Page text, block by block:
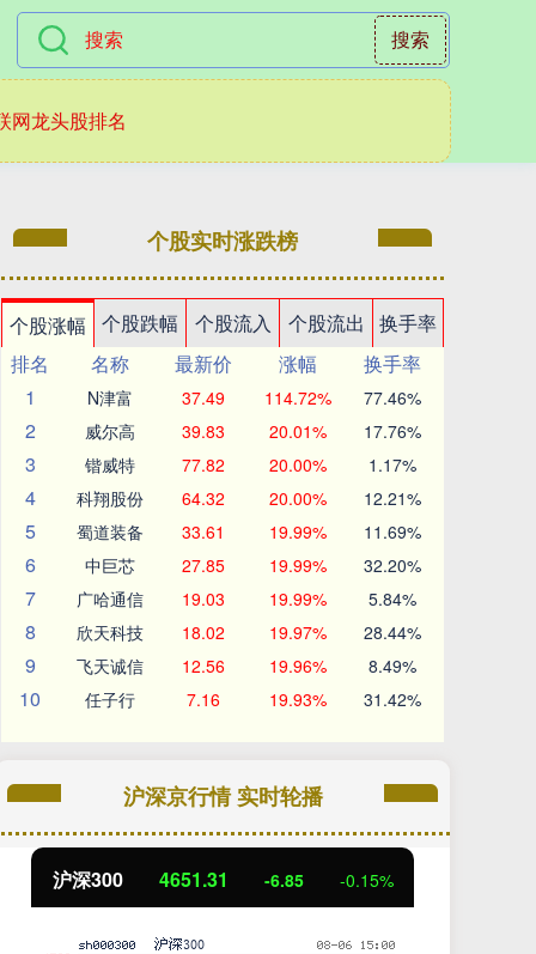
搜索
网龙头股排名
个股实时涨跌榜
个股涨幅 个股跌幅 个股流入 个股流出
换手率
排名
名称 最新价 涨幅
换手率
1
N津富 37.49 114.72% 77.46%
2 威尔高 39.83 20.01% 17.76%
3 锴威特 77.82 20.00% 1.17%
4 科翔股份 64.32 20.00% 12.21%
5 蜀道装备 33.61 19.99% 11.69%
6 中巨芯 27.85 19.99% 32.20%
7 广哈通信 19.03 19.99% 5.84%
8 欣天科技 18.02 19.97% 28.44%
9 飞天诚信 12.56 19.96% 8.49%
10 任子行 7.16 19.93% 31.42%
沪深京行情 实时轮播
沪深300 4651.31 -6.85 -0.15%